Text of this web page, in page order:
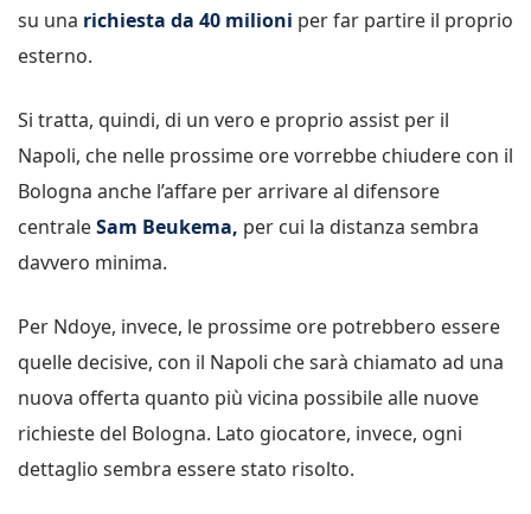
su una richiesta da 40 milioni per far partire il proprio
esterno.
Si tratta, quindi, di un vero e proprio assist per il
Napoli, che nelle prossime ore vorrebbe chiudere con il
Bologna anche l’affare per arrivare al difensore
centraleSam Beukema, per cui la distanza sembra
davvero minima.
Per Ndoye, invece, le prossime ore potrebbero essere
quelle decisive, con il Napoli che sarà chiamato ad una
nuova offerta quanto più vicina possibile alle nuove
richieste del Bologna. Lato giocatore, invece, ogni
dettaglio sembra essere stato risolto.